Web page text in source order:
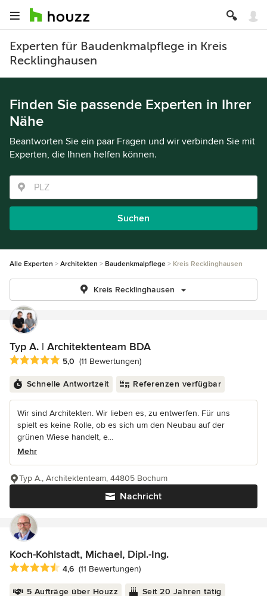
Experten für Baudenkmalpflege in Kreis
Recklinghausen
Finden Sie passende Experten in Ihrer
Nähe
Beantworten Sie ein paar Fragen und wir verbinden Sie mit
Experten, die Ihnen helfen können.
Suchen
Alle Experten Architekten Baudenkmalpflege Kreis Recklinghausen
Kreis Recklinghausen
Typ A. | Architektenteam BDA
Durchschnittliche Bewertung: 5 von 5 Sternen
5,0 (11 Bewertungen)
Schnelle Antwortzeit Referenzen verfügbar
Wir sind Architekten. Wir lieben es, zu entwerfen. Für uns
spielt es keine Rolle, ob es sich um den Neubau auf der
grünen Wiese handelt, e...
Mehr
Nachricht
Typ A., Architektenteam, 44805 Bochum
Koch-Kohlstadt, Michael, Dipl.-Ing.
Durchschnittliche Bewertung: 4.6 von 5 Sternen
4,6 (11 Bewertungen)
5 Aufträge über Houzz Seit 20 Jahren tätig